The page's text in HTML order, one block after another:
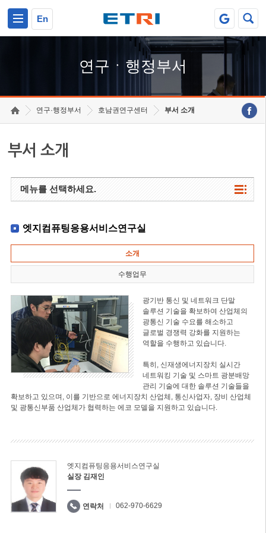
En
연구ㆍ행정부서
연구·행정부서 호남권연구센터 부서 소개
부서 소개
메뉴를 선택하세요.
엣지컴퓨팅응용서비스연구실
소개
수행업무
광기반 통신 및 네트워크 단말
솔루션 기술을 확보하여 산업체의
광통신 기술 수요를 해소하고
글로벌 경쟁력 강화를 지원하는
역할을 수행하고 있습니다.
특히, 신재생에너지장치 실시간
네트워킹 기술 및 스마트 광분배망
관리 기술에 대한 솔루션 기술들을
확보하고 있으며, 이를 기반으로 에너지장치 산업체, 통신사업자, 장비 산업체
및 광통신부품 산업체가 협력하는 에코 모델을 지원하고 있습니다.
엣지컴퓨팅응용서비스연구실
실장 김재인
연락처 062-970-6629